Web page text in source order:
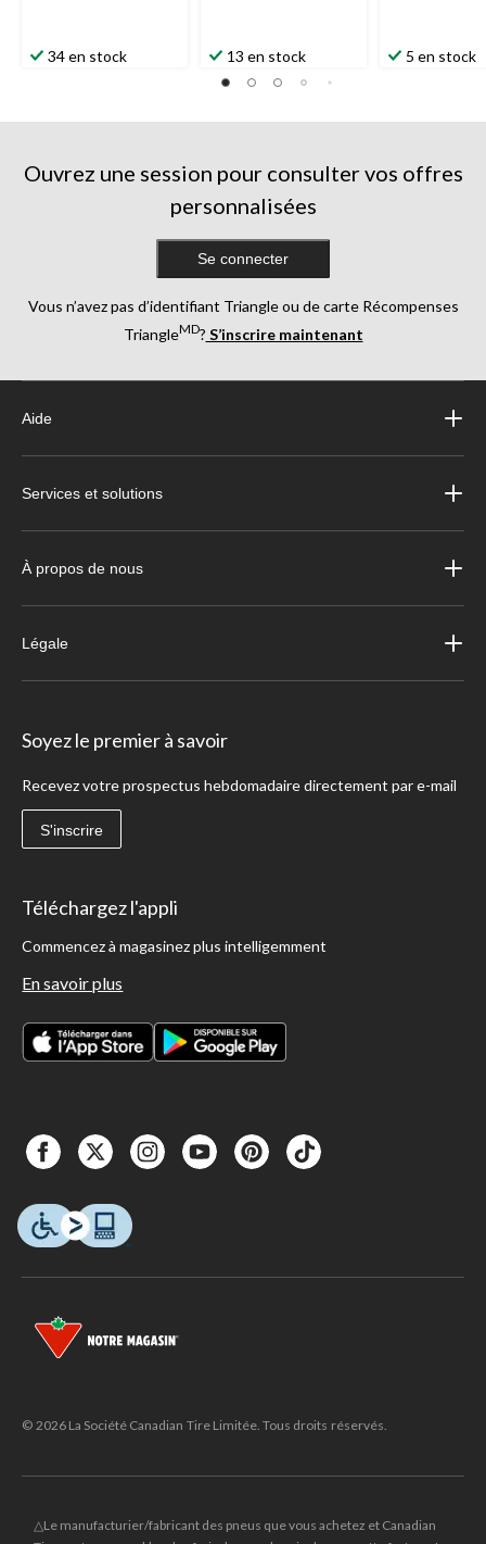
34 en stock 13 en stock 5 en stock
Ouvrez une session pour consulter vos offres
personnalisées
Se connecter
Vous n’avez pas d’identifiant Triangle ou de carte Récompenses
TriangleMD? S’inscrire maintenant
Aide
Services et solutions
À propos de nous
Légale
Soyez le premier à savoir
Recevez votre prospectus hebdomadaire directement par e-mail
S'inscrire
Téléchargez l'appli
Commencez à magasinez plus intelligemment
En savoir plus
© 2026 La Société Canadian Tire Limitée. Tous droits réservés.
△Le manufacturier/fabricant des pneus que vous achetez et Canadian